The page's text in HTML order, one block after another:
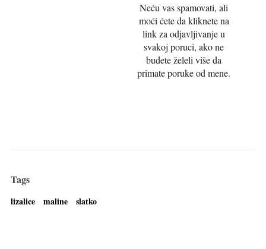
Neću vas spamovati, ali
moći ćete da kliknete na
link za odjavljivanje u
svakoj poruci, ako ne
budete želeli više da
primate poruke od mene.
Tags
lizalice maline slatko